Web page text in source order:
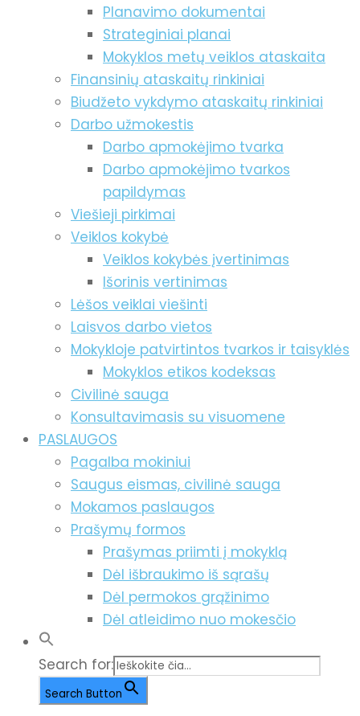
Planavimo dokumentai
Strateginiai planai
Mokyklos metų veiklos ataskaita
Finansinių ataskaitų rinkiniai
Biudžeto vykdymo ataskaitų rinkiniai
Darbo užmokestis
Darbo apmokėjimo tvarka
Darbo apmokėjimo tvarkos
papildymas
Viešieji pirkimai
Veiklos kokybė
Veiklos kokybės įvertinimas
Išorinis vertinimas
Lėšos veiklai viešinti
Laisvos darbo vietos
Mokykloje patvirtintos tvarkos ir taisyklės
Mokyklos etikos kodeksas
Civilinė sauga
Konsultavimasis su visuomene
PASLAUGOS
Pagalba mokiniui
Saugus eismas, civilinė sauga
Mokamos paslaugos
Prašymų formos
Prašymas priimti į mokyklą
Dėl išbraukimo iš sąrašų
Dėl permokos grąžinimo
Dėl atleidimo nuo mokesčio
Search for:
Search Button